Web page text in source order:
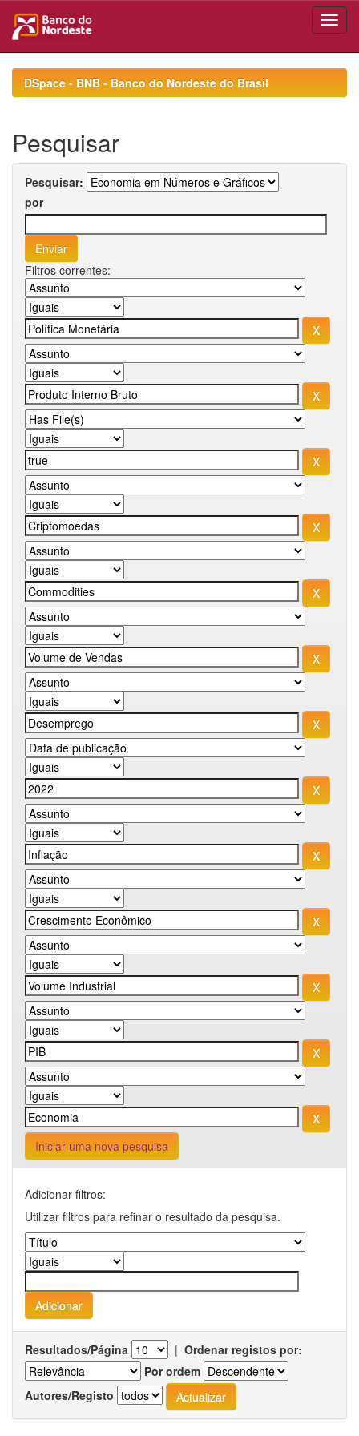
navigationDSpace - BNB - Banco do Nordeste do Brasil
Pesquisar
Pesquisar:
por
Filtros correntes:
Iniciar uma nova pesquisa
Adicionar filtros:
Utilizar filtros para refinar o resultado da pesquisa.
Resultados/Página | Ordenar registos por:
Por ordem
Autores/Registo